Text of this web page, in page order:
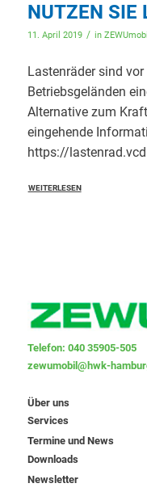
NUTZEN SIE
11. April 2019 / in
Lastenräder sind
Betriebsgeländen
Alternative zum
eingehende
https://
WEITERLESEN
Telefon: 040 35905-505
zewumobil@hwk-
Über uns
Services
Termine und News
Downloads
Newsletter